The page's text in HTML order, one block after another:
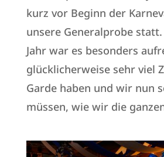
kurz vor Beginn der
unsere Generalprobe
Jahr war es besonders
glücklicherweise sehr viel
Garde haben und wir nun
müssen, wie wir die